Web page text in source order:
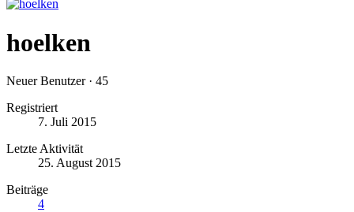
hoelken
Neuer Benutzer · 45
Registriert
7. Juli 2015
Letzte Aktivität
25. August 2015
Beiträge
4